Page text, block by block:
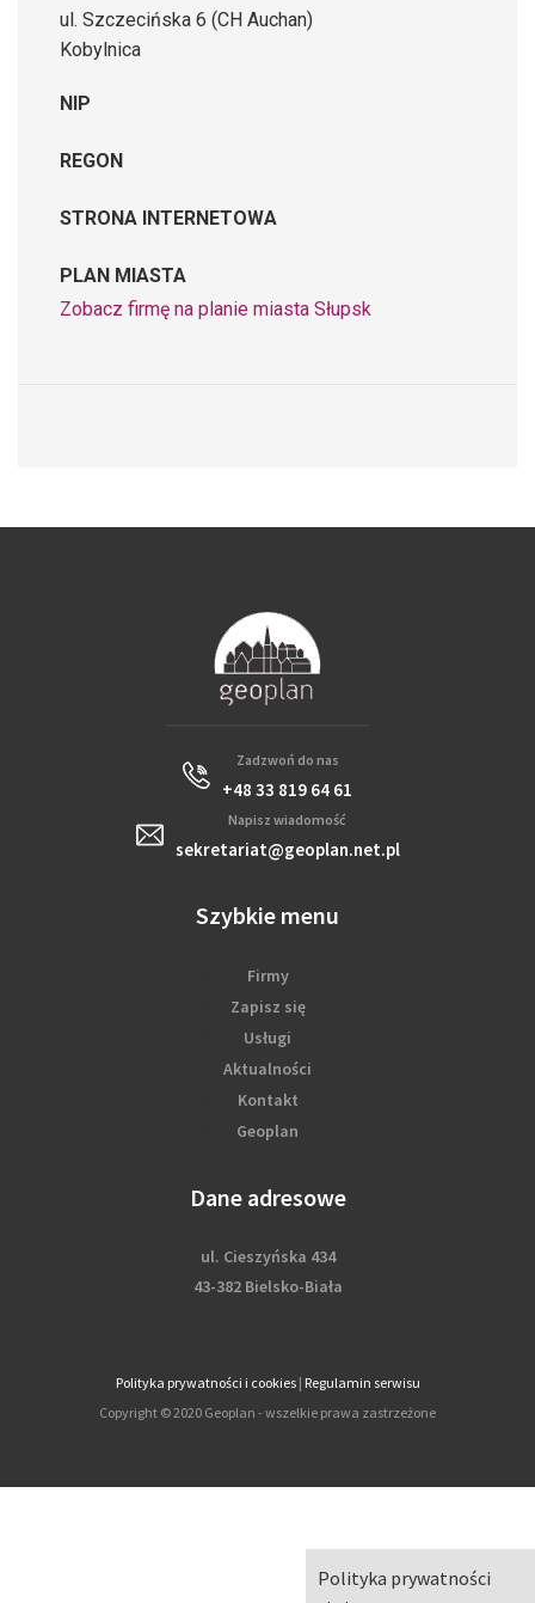
Polityka prywatności
ul. Szczecińska 6 (CH Auchan)
Kobylnica
NIP
REGON
STRONA INTERNETOWA
PLAN MIASTA
Zobacz firmę na planie miasta Słupsk
Zadzwoń do nas
+48 33 819 64 61
Napisz wiadomość
sekretariat@geoplan.net.pl
Szybkie menu
Firmy
Zapisz się
Usługi
Aktualności
Kontakt
Geoplan
Dane adresowe
ul. Cieszyńska 434
43-382 Bielsko-Biała
Polityka prywatności i cookies| Regulamin serwisu
Copyright © 2020 Geoplan - wszelkie prawa zastrzeżone